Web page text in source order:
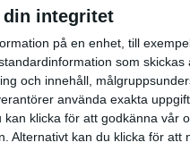
din integritet
på en enhet, till
som skickas
och innehåll,
använda exakta
klicka för att godkänna vår
Alternativt kan du klicka för att
i
Totalt